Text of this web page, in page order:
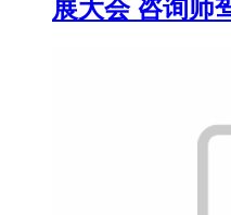
展大会 咨询师